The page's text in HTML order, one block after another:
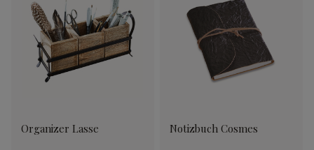
Organizer Lasse Notizbuch Cosmes